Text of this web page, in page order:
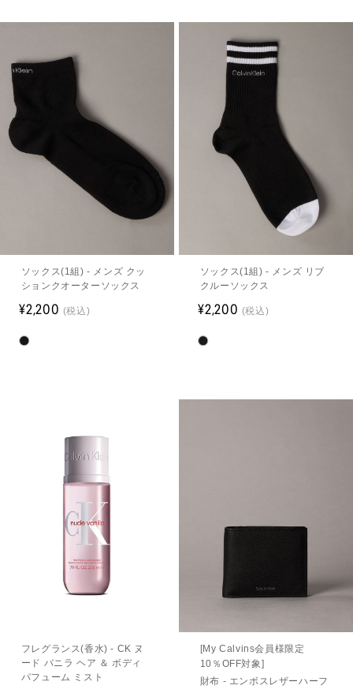
ソックス(1組) - メンズ クッ
ションクオーターソックス
¥2,200 (税込)
ソックス(1組) - メンズ リブ
クルーソックス
¥2,200 (税込)
フレグランス(香水) - CK ヌ
ード バニラ ヘア ＆ ボディ
パフューム ミスト
[My Calvins会員様限定
10％OFF対象]
財布 - エンボスレザーハーフ